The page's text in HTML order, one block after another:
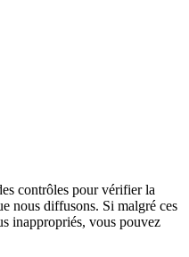
contrôles pour vérifier la
nous diffusons. Si malgré ces
inappropriés, vous pouvez